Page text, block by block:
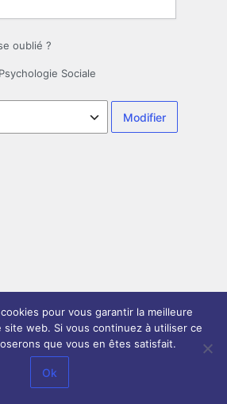
oublié ?
Sociale
pour vous garantir la meilleure
web. Si vous continuez à utiliser ce
que vous en êtes satisfait.
Ok